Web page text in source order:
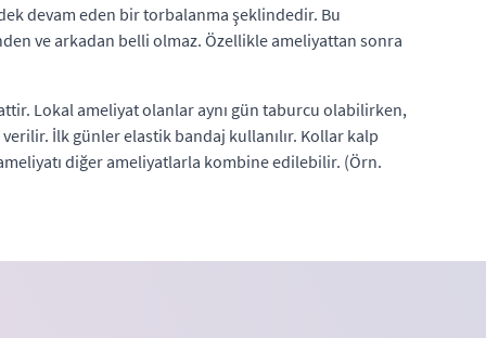
devam eden bir torbalanma şeklindedir. Bu
ve arkadan belli olmaz. Özellikle ameliyattan sonra
Lokal ameliyat olanlar aynı gün taburcu olabilirken,
İlk günler elastik bandaj kullanılır. Kollar kalp
diğer ameliyatlarla kombine edilebilir. (Örn.